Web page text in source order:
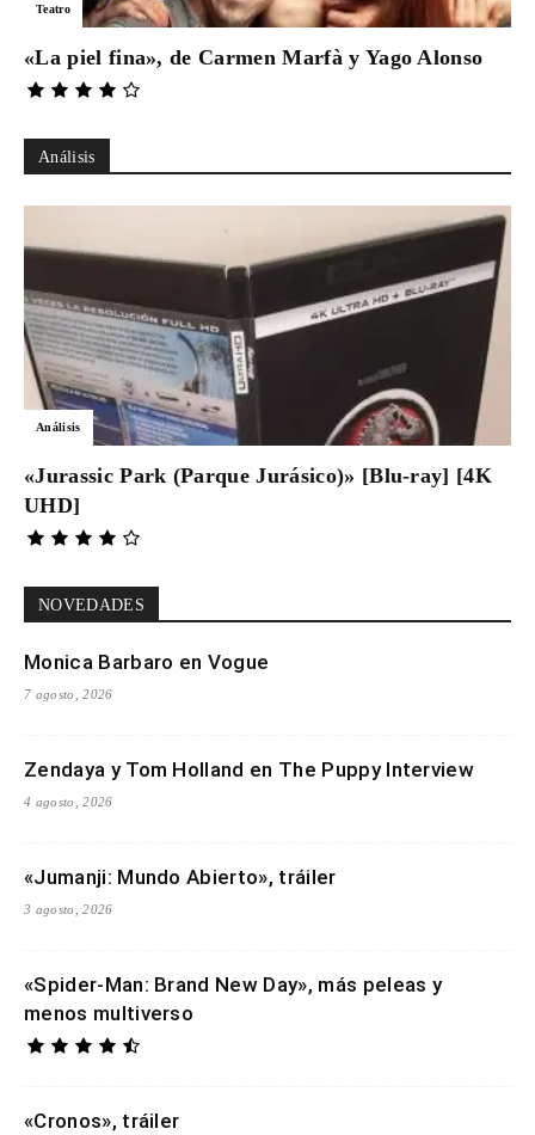
Teatro
«La piel fina», de Carmen Marfà y Yago Alonso
Análisis
Análisis
«Jurassic Park (Parque Jurásico)» [Blu-ray] [4K
UHD]
NOVEDADES
Monica Barbaro en Vogue
7 agosto, 2026
Zendaya y Tom Holland en The Puppy Interview
4 agosto, 2026
«Jumanji: Mundo Abierto», tráiler
3 agosto, 2026
«Spider-Man: Brand New Day», más peleas y
menos multiverso
«Cronos», tráiler